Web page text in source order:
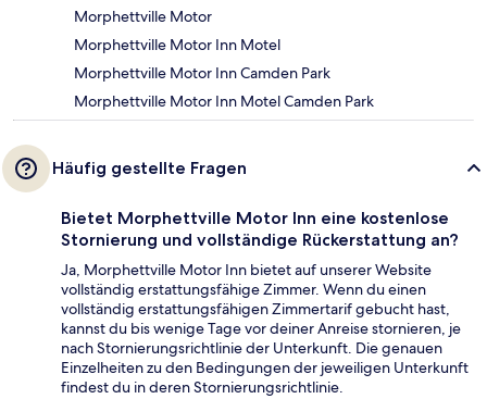
Morphettville Motor
Morphettville Motor Inn Motel
Morphettville Motor Inn Camden Park
Morphettville Motor Inn Motel Camden Park
Häufig gestellte Fragen
Bietet Morphettville Motor Inn eine kostenlose
Stornierung und vollständige Rückerstattung an?
Ja, Morphettville Motor Inn bietet auf unserer Website
vollständig erstattungsfähige Zimmer. Wenn du einen
vollständig erstattungsfähigen Zimmertarif gebucht hast,
kannst du bis wenige Tage vor deiner Anreise stornieren, je
nach Stornierungsrichtlinie der Unterkunft. Die genauen
Einzelheiten zu den Bedingungen der jeweiligen Unterkunft
findest du in deren Stornierungsrichtlinie.